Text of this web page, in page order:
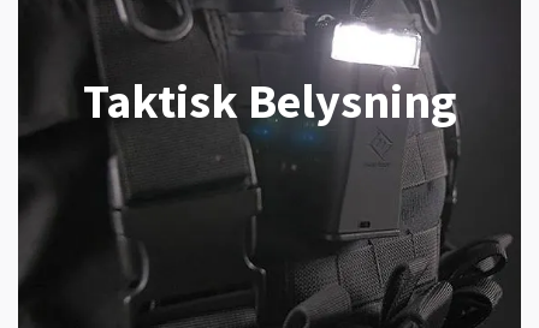
Taktisk Belysning